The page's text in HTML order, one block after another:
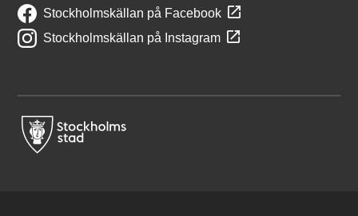
Stockholmskällan på Facebook
Stockholmskällan på Instagram